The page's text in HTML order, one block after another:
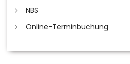
NBS
Online-Terminbuchung